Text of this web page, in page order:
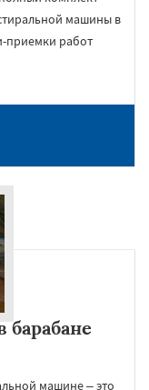
машины в
приемки работ
машине – это